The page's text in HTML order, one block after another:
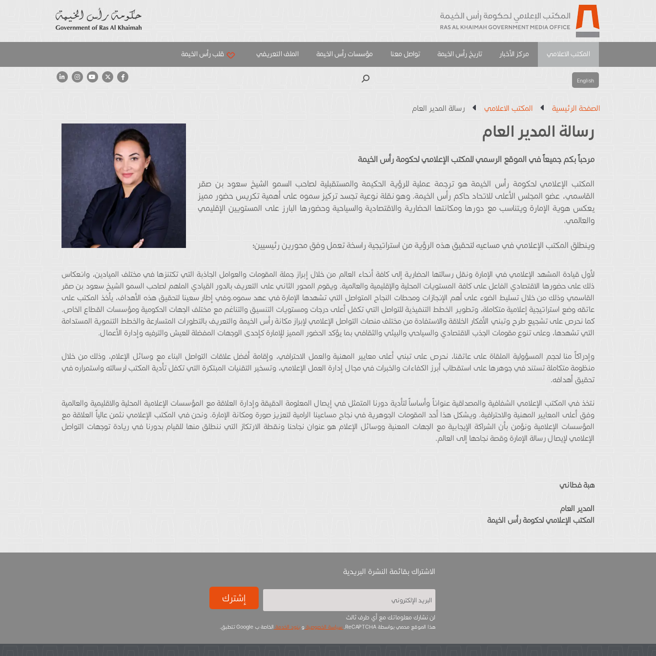
المكتب الاعلامي مركز الأخبار تاريخ رأس الخيمة تواصل معنا مؤسسات رأس الخيمة الملف التعريفي قلب رأس الخيمة
English
رسالة المدير العام
الصفحة الرئيسية المكتب الاعلامي رسالة المدير العام
رسالة المدير العام
مرحباً بكم جميعاً في الموقع الرسمي للمكتب الإعلامي لحكومة رأس الخيمة
المكتب الإعلامي لحكومة رأس الخيمة هو ترجمة عملية للرؤية الحكيمة والمستقبلية لصاحب السمو الشيخ سعود بن صقر
القاسمي، عضو المجلس الأعلى للاتحاد حاكم رأس الخيمة. وهو نقلة نوعية تجسد تركيز سموه على أهمية تكريس حضور مميز
يعكس هوية الإمارة ويتناسب مع دورها ومكانتها الحضارية والاقتصادية والسياحية وحضورها البارز على المستويين الإقليمي
والعالمي.
وينطلق المكتب الإعلامي في مساعيه لتحقيق هذه الرؤية من استراتيجية راسخة تعمل وفق محورين رئيسيين؛
لأول قيادة المشهد الإعلامي في الإمارة ونقل رسالتها الحضارية إلى كافة أنحاء العالم من خلال إبراز جملة المقومات والعوامل الجاذبة التي تكتنزها في مختلف الميادين، وانعكاس
ذلك على حضورها الاقتصادي الفاعل على كافة المستويات المحلية والإقليمية والعالمية. ويقوم المحور الثاني على التعريف بالدور القيادي الملهم لصاحب السمو الشيخ سعود بن صقر
القاسمي وذلك من خلال تسليط الضوء على أهم الإنجازات ومحطات النجاح المتواصل التي تشهدها الإمارة في عهد سموه.وفي إطار سعينا لتحقيق هذه الأهداف، يأخذ المكتب على
عاتقه وضع استراتيجية إعلامية متكاملة، وتطوير الخطط التنفيذية للتواصل التي تكفل أعلى درجات ومستويات التنسيق والتناغم مع مختلف الجهات الحكومية ومؤسسات القطاع الخاص.
كما نحرص على تشجيع طرح وتبني الأفكار الخلاقة والاستفادة من مختلف منصات التواصل الإعلامي لإبراز مكانة رأس الخيمة والتعريف بالتطورات المتسارعة والخطط التنموية المستدامة
التي تشهدها، وعلى تنوع مقومات الجذب الاقتصادي والسياحي والبيئي والثقافي بما يؤكد الحضور المميز للإمارة كإحدى الوجهات المفضلة للعيش والترفيه وإدارة الأعمال.
وإدراكاً منا لحجم المسؤولية الملقاة على عاتقنا، نحرص على تبني أعلى معايير المهنية والعمل الاحترافي، وإقامة أفضل علاقات التواصل البناء مع وسائل الإعلام، وذلك من خلال
منظومة متكاملة تستند في جوهرها على استقطاب أبرز الكفاءات والخبرات في مجال إدارة العمل الإعلامي، وتسخير التقنيات المبتكرة التي تكفل تأدية المكتب لرسالته واستمراره في
تحقيق أهدافه.
نتخذ في المكتب الإعلامي الشفافية والمصداقية عنواناً وأساساً لتأدية دورنا المتمثل في إيصال المعلومة الدقيقة وإدارة العلاقة مع المؤسسات الإعلامية المحلية والاقليمية والعالمية
وفق أعلى المعايير المهنية والاحترافية. ويشكل هذا أحد المقومات الجوهرية في نجاح مساعينا الرامية لتعزيز صورة ومكانة الإمارة. ونحن في المكتب الإعلامي نثمن عالياً العلاقة مع
المؤسسات الإعلامية ونؤمن بأن الشراكة الإيجابية مع الجهات المعنية ووسائل الإعلام هو عنوان نجاحنا ونقطة الارتكاز التي ننطلق منها للقيام بدورنا في ريادة توجهات التواصل
الإعلامي لإيصال رسالة الإمارة وقصة نجاحها إلى العالم.
هبة فطاني
المدير العام
المكتب الإعلامي لحكومة رأس الخيمة
الاشتراك بقائمة النشرة البريدية
لن نشارك معلوماتك مع أي طرف ثالث
إشترك
هذا الموقع محمي بواسطة ReCAPTCHA. سياسة الخصوصية وبنود الخدمة الخاصة ب Google تتطبق.